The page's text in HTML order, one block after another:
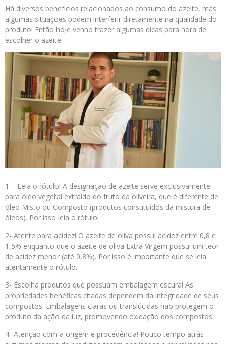
Há diversos benefícios relacionados ao consumo do azeite, mas
algumas situações podem interferir diretamente na qualidade do
produto! Então hoje venho trazer algumas dicas para hora de
escolher o azeite.
1 – Leia o rótulo! A designação de azeite serve exclusivamente
para óleo vegetal extraído do fruto da oliveira, que é diferente de
óleo Misto ou Composto (produtos constituídos da mistura de
óleos). Por isso leia o rótulo!
2- Atente para acidez! O azeite de oliva possui acidez entre 0,8 e
1,5% enquanto que o azeite de oliva Extra Virgem possui um teor
de acidez menor (até 0,8%). Por isso é importante que se leia
atentamente o rótulo.
3- Escolha produtos que possuam embalagem escura! As
propriedades benéficas citadas dependem da integridade de seus
compostos. Embalagens claras ou translúcidas não protegem o
produto da ação da luz, promovendo oxidação dos compostos.
4- Atenção com a origem e procedência! Pouco tempo atrás